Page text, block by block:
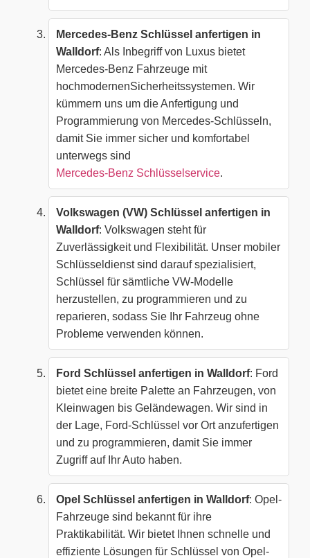
Mercedes-Benz Schlüssel anfertigen in
Walldorf: Als Inbegriff von Luxus bietet
Mercedes-Benz Fahrzeuge mit
hochmodernenSicherheitssystemen. Wir
kümmern uns um die Anfertigung und
Programmierung von Mercedes-Schlüsseln,
damit Sie immer sicher und komfortabel
unterwegs sind
Mercedes-Benz Schlüsselservice.
Volkswagen (VW) Schlüssel anfertigen in
Walldorf: Volkswagen steht für
Zuverlässigkeit und Flexibilität. Unser mobiler
Schlüsseldienst sind darauf spezialisiert,
Schlüssel für sämtliche VW-Modelle
herzustellen, zu programmieren und zu
reparieren, sodass Sie Ihr Fahrzeug ohne
Probleme verwenden können.
Ford Schlüssel anfertigen in Walldorf: Ford
bietet eine breite Palette an Fahrzeugen, von
Kleinwagen bis Geländewagen. Wir sind in
der Lage, Ford-Schlüssel vor Ort anzufertigen
und zu programmieren, damit Sie immer
Zugriff auf Ihr Auto haben.
Opel Schlüssel anfertigen in Walldorf: Opel-
Fahrzeuge sind bekannt für ihre
Praktikabilität. Wir bietet Ihnen schnelle und
effiziente Lösungen für Schlüssel von Opel-